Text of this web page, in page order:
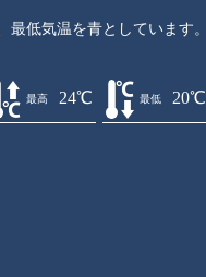
低気温を青としています。
最高 24℃ 最低 20℃